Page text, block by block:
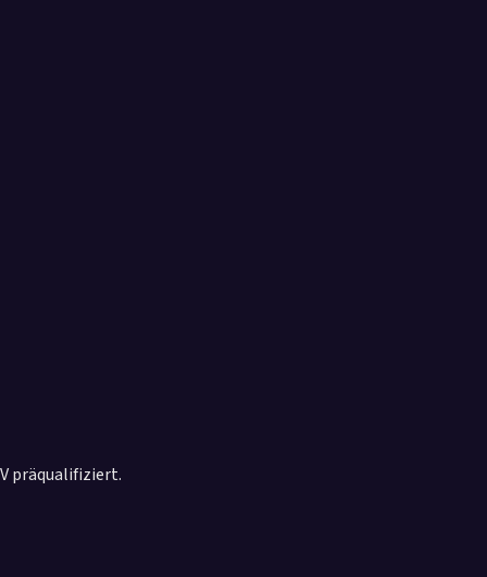
präqualifiziert.